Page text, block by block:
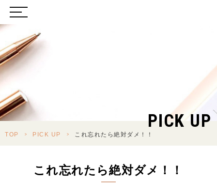
PICK UP
TOP > PICK UP > これ忘れたら絶対ダメ！！
これ忘れたら絶対ダメ！！